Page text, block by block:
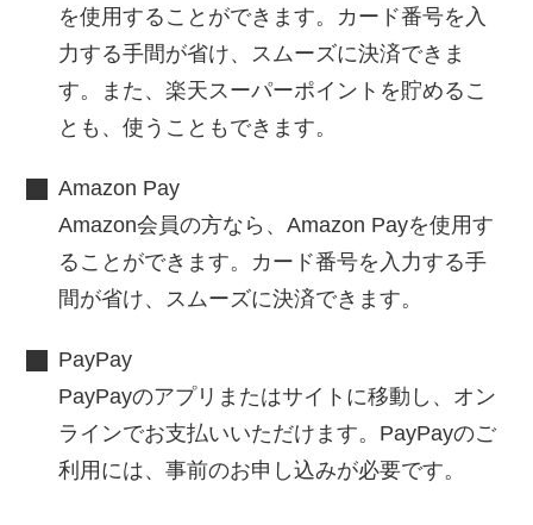
を使用することができます。カード番号を入
力する手間が省け、スムーズに決済できま
す。また、楽天スーパーポイントを貯めるこ
とも、使うこともできます。
Amazon Pay
Amazon会員の方なら、Amazon Payを使用す
ることができます。カード番号を入力する手
間が省け、スムーズに決済できます。
PayPay
PayPayのアプリまたはサイトに移動し、オン
ラインでお支払いいただけます。PayPayのご
利用には、事前のお申し込みが必要です。